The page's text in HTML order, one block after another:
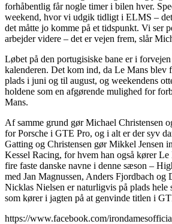
forhåbentlig får nogle timer i bilen hver.
weekend, hvor vi udgik tidligt i ELMS –
det måtte jo komme på et tidspunkt. Vi ser
arbejder videre – det er vejen frem, slår
Løbet på den portugisiske bane er i
kalenderen. Det kom ind, da Le Mans blev
plads i juni og til august, og weekendens
holdene som en afgørende mulighed for
Mans.
Af samme grund gør Michael Christensen
for Porsche i GTE Pro, og i alt er der syv
Gatting og Christensen gør Mikkel Jensen
Kessel Racing, for hvem han også kører
fire faste danske navne i denne sæson –
med Jan Magnussen, Anders Fjordbach og
Nicklas Nielsen er naturligvis på plads hele
som kører i jagten på at genvinde titlen i
https://www.facebook.com/